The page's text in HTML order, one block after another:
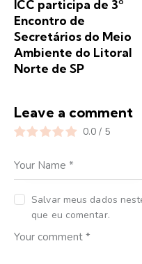
ICC participa de 3º
Encontro de
Secretários do Meio
Ambiente do Litoral
Norte de SP
Leave a comment
0.0 / 5
Salvar meus dados
que eu comentar.